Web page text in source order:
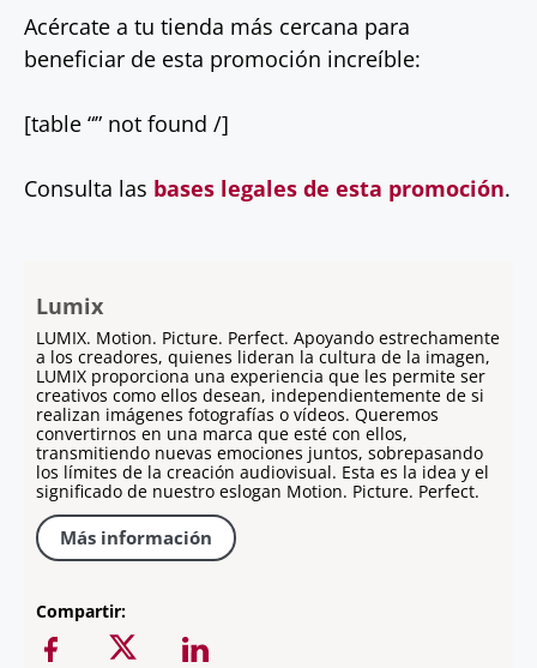
Acércate a tu tienda más cercana para
beneficiar de esta promoción increíble:
[table “” not found /]
Consulta las bases legales de esta promoción.
Lumix
LUMIX. Motion. Picture. Perfect. Apoyando estrechamente
a los creadores, quienes lideran la cultura de la imagen,
LUMIX proporciona una experiencia que les permite ser
creativos como ellos desean, independientemente de si
realizan imágenes fotografías o vídeos. Queremos
convertirnos en una marca que esté con ellos,
transmitiendo nuevas emociones juntos, sobrepasando
los límites de la creación audiovisual. Esta es la idea y el
significado de nuestro eslogan Motion. Picture. Perfect.
Más información
Compartir: